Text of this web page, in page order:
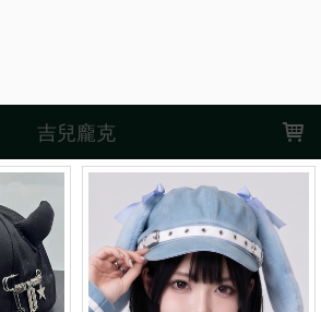
吉兒龐克
銷售價格
紅 白
粉
卡其 灰
黃